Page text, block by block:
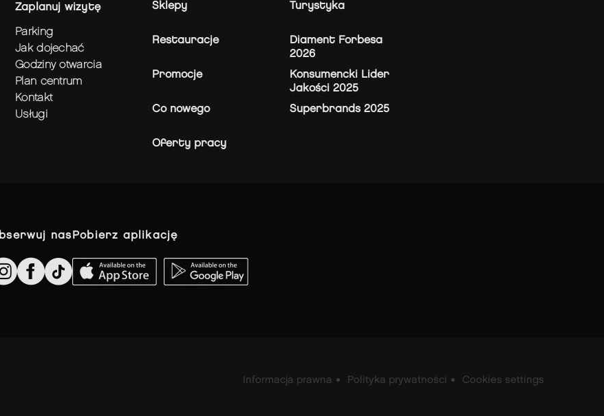
zaplanuj wizytę
parking
jak dojechać
godziny otwarcia
plan centrum
kontakt
usługi
Sklepy
Restauracje
Promocje
Co nowego
Oferty pracy
Turystyka
Diament Forbesa
2026
Konsumencki Lider
Jakości 2025
Superbrands 2025
obserwuj nas pobierz aplikację
Informacja prawna Polityka prywatności Cookies settings